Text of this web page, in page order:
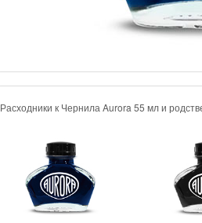
Расходники к Чернила Aurora 55 мл и